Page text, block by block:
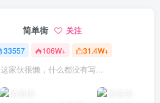
简单街 关注
33557 106W+ 31.4W+
这家伙很懒，什么都没有写...